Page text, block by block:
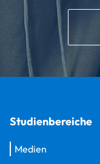
Studienbereiche
Medien